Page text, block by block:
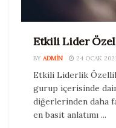
Etkili Lider
BY ADMIN 24 OCAK
Etkili Liderlik
gurup içerisinde
diğerlerinden daha
en basit anlatımı ...